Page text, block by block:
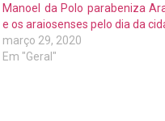
Manoel da Polo parabeniza
e os araiosenses pelo dia da
março 29, 2020
Em "Geral"